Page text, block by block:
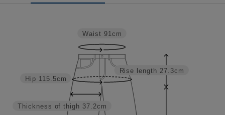
Rise length 27.3cm
Thickness of thigh 37.2cm
Hip 115.5cm
Waist 91cm